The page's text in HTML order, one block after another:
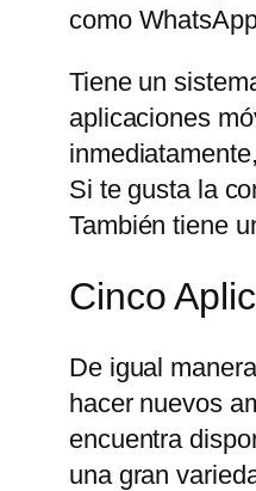
como
Tiene un
aplicaciones
Si te gusta la
También tiene
Cinco
De igual
hacer nuevos
encuentra
una gran